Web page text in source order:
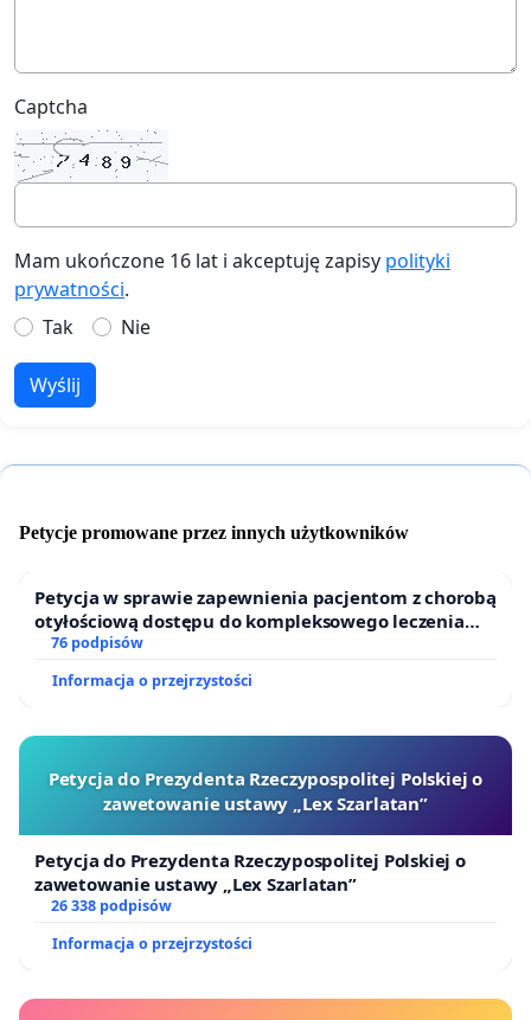
Captcha
Mam ukończone 16 lat i akceptuję zapisy polityki
prywatności.
Tak
Nie
Wyślij
Petycje promowane przez innych użytkowników
Petycja w sprawie zapewnienia pacjentom z chorobą
otyłościową dostępu do kompleksowego leczenia
oraz programów profilaktycznych.
76 podpisów
Informacja o przejrzystości
Petycja do Prezydenta Rzeczypospolitej Polskiej o
zawetowanie ustawy „Lex Szarlatan”
Petycja do Prezydenta Rzeczypospolitej Polskiej o
zawetowanie ustawy „Lex Szarlatan”
26 338 podpisów
Informacja o przejrzystości